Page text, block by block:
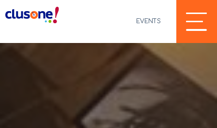
EVENTS